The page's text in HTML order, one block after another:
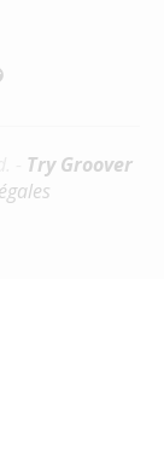
- Try Groover